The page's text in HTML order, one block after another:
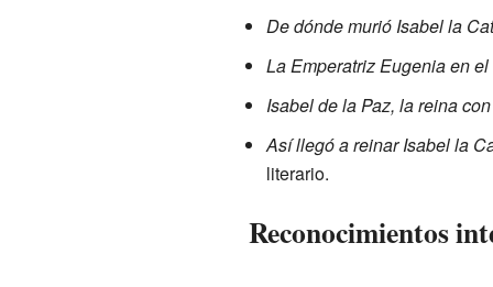
De dónde murió Isabel la
La Emperatriz Eugenia en
Isabel de la Paz, la reina
Así llegó a reinar Isabel la
literario.
Reconocimientos